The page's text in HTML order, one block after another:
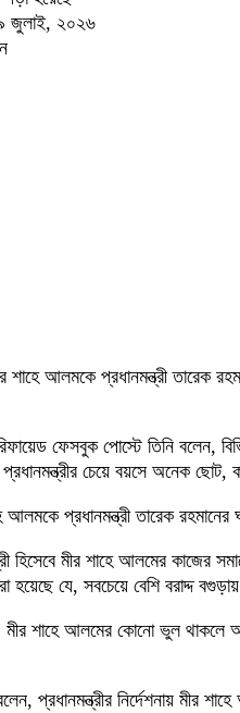
জুলাই, ২০২৬
শাহে আলমকে প্রধানমন্ত্রী তারেক
ফেসবুক পোস্টে তিনি বলেন,
প্রধানমন্ত্রীর চেয়ে বয়সে অনেক
আলমকে প্রধানমন্ত্রী তারেক
হিসেবে মীর শাহে আলমের কাজের
হয়েছে যে, সবচেয়ে বেশি বরাদ্দ
শাহে আলমের কোনো ভুল থাকলে
প্রধানমন্ত্রীর নির্দেশনায় মীর